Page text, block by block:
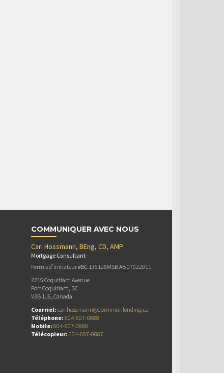
COMMUNIQUER AVEC NOUS
Cari Hossmann, BEng, CD, AMP
Mortgage Consultant
Permis d’initiateur #BC 136126MSB AB 07022011
2215 Coquitlam Avenue
Port Coquitlam, BC
V3B 1J6, Canada
Courriel: carihossmann@dominionlending.ca
Téléphone: 604-607-0888
Mobile: 604-607-0888
Télécopieur: 604-607-0887